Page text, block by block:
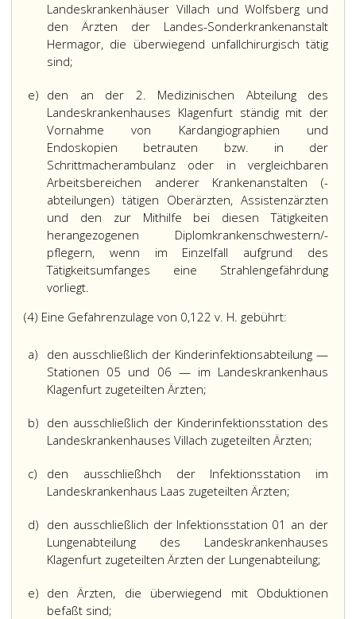
Landeskrankenhäuser Villach und Wolfsberg und
den Ärzten der Landes-Sonderkrankenanstalt
Hermagor, die überwiegend unfallchirurgisch tätig
sind;
e) den an der 2. Medizinischen Abteilung des
Landeskrankenhauses Klagenfurt ständig mit der
Vornahme von Kardangiographien und
Endoskopien betrauten bzw. in der
Schrittmacherambulanz oder in vergleichbaren
Arbeitsbereichen anderer Krankenanstalten (-
abteilungen) tätigen Oberärzten, Assistenzärzten
und den zur Mithilfe bei diesen Tätigkeiten
herangezogenen Diplomkrankenschwestern/-
pflegern, wenn im Einzelfall aufgrund des
Tätigkeitsumfanges eine Strahlengefährdung
vorliegt.
(4) Eine Gefahrenzulage von 0,122 v. H. gebührt:
a)
den ausschließlich der Kinderinfektionsabteilung —
Stationen 05 und 06 — im Landeskrankenhaus
Klagenfurt zugeteilten Ärzten;
b) den ausschließlich der Kinderinfektionsstation des
Landeskrankenhauses Villach zugeteilten Ärzten;
c)
den ausschließhch der Infektionsstation im
Landeskrankenhaus Laas zugeteilten Ärzten;
d) den ausschließlich der Infektionsstation 01 an der
Lungenabteilung des Landeskrankenhauses
Klagenfurt zugeteilten Ärzten der Lungenabteilung;
e) den Ärzten, die überwiegend mit Obduktionen
befaßt sind;